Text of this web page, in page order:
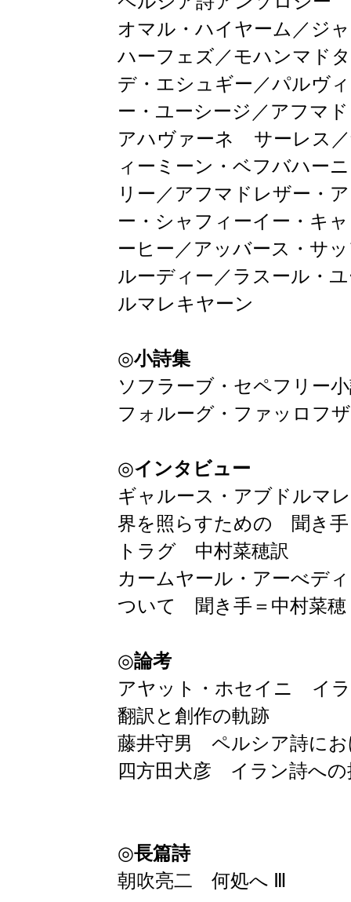
オマル・ハイヤーム／ジ
ハーフェズ／モハンマド
デ・エシュギー／パルヴ
ー・ユーシージ／アフマ
アハヴァーネ゠サーレス
ィーミーン・ベフバハー
リー／アフマドレザー・
ー・シャフィーイー・キ
ーヒー／アッバース・サ
ルーディー／ラスール・
ルマレキヤーン
◎小詩集
ソフラーブ・セペフリー
フォルーグ・ファッロフ
◎インタビュー
ギャルース・アブドル
界を照らすための 聞き手
トラグ 中村菜穂訳
カームヤール・アーべデ
ついて 聞き手＝中村菜穂
◎論考
アヤット・ホセイニ イ
翻訳と創作の軌跡
藤井守男 ペルシア詩にお
四方田犬彦 イラン詩への
◎長篇詩
朝吹亮二 何処へ Ⅲ